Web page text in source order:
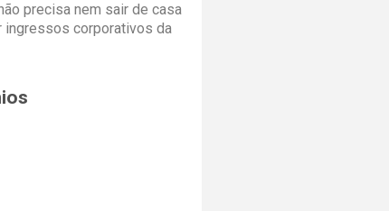
precisa nem sair de casa
ingressos corporativos da